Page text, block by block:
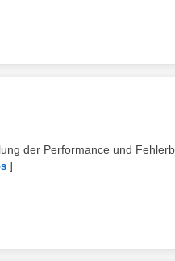
der Performance und
]